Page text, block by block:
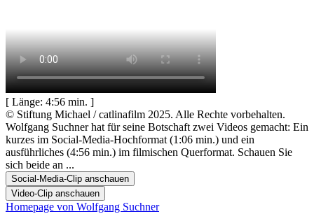
[ Länge: 4:56 min. ]
© Stiftung Michael / catlinafilm 2025. Alle Rechte vorbehalten.
Wolfgang Suchner hat für seine Botschaft zwei Videos gemacht: Ein
kurzes im Social-Media-Hochformat (1:06 min.) und ein
ausführliches (4:56 min.) im filmischen Querformat. Schauen Sie
sich beide an ...
Social-Media-Clip anschauen
Video-Clip anschauen
Homepage von Wolfgang Suchner